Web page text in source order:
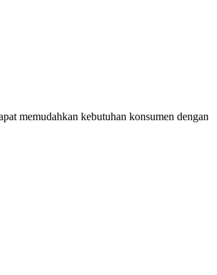
memudahkan kebutuhan konsumen dengan